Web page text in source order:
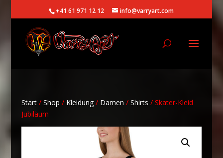
+41 61 971 12 12 info@varryart.com
Start/ Shop / Kleidung/ Damen / Shirts / Skater-Kleid
Jubiläum